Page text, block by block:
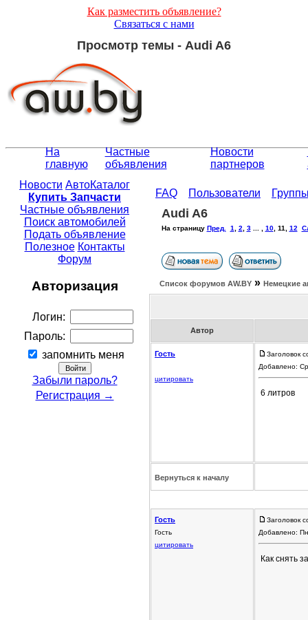
Как разместить объявление?
Связаться с нами
Просмотр темы - Audi A6
На
главную
Частные
объявления
Новости
партнеров
Новости АвтоКаталог
Купить Запчасти
Частные объявления
Поиск автомобилей
Подать объявление
Полезное Контакты
Форум
Авторизация
Логин:
Пароль:
запомнить меня
Забыли пароль?
Регистрация →
FAQ Пользователи
Audi A6
На страницу Пред. 1 2 3... , 10, 11 12
Список форумов АW.BY » Немецкие
Автор
Гость
цитировать
Заголовок
Добавлено:
6 литров
Вернуться к началу
Гость
Гость
цитировать
Заголовок
Добавлено:
Как снять